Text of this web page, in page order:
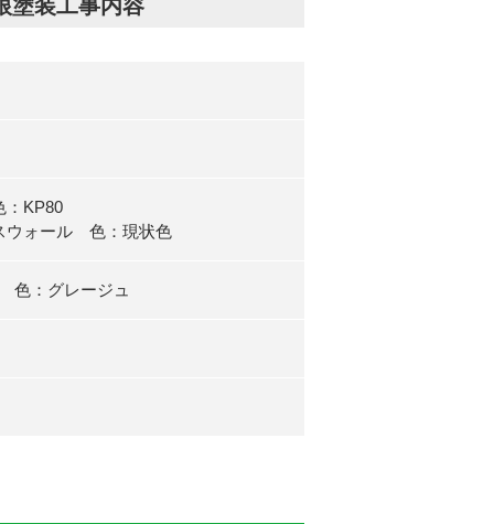
塗装工事内容
KP80
ル 色：現状色
：グレージュ